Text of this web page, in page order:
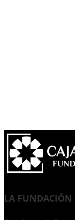
LA FUNDACIÓN